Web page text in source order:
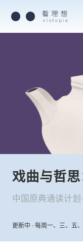
戏曲与哲
中国原典通读计划
更新中 · 每周一、三、五